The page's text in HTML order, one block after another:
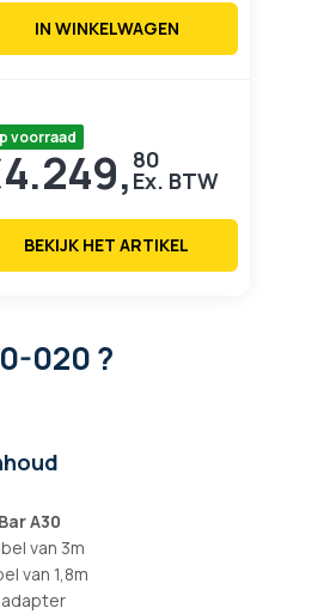
IN WINKELWAGEN
voorraad
4.249, 80
BEKIJK HET ARTIKEL
020 ?
A30
van 3m
van 1,8m